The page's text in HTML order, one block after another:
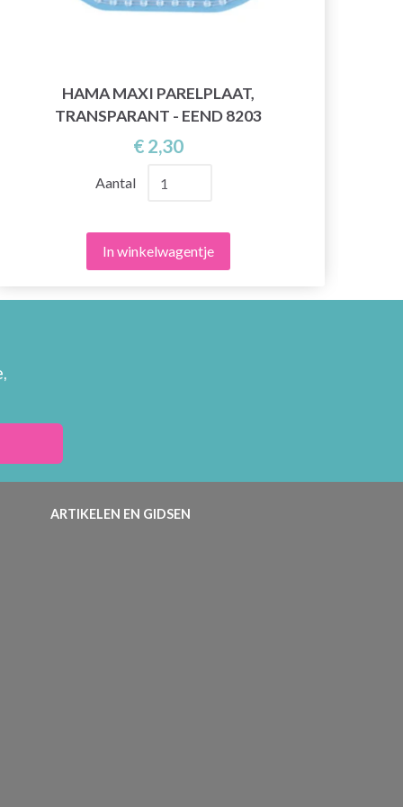
HAMA MAXI PARELPLAAT,
TRANSPARANT - EEND 8203
€ 2,30
Aantal
In winkelwagentje
ARTIKELEN EN GIDSEN